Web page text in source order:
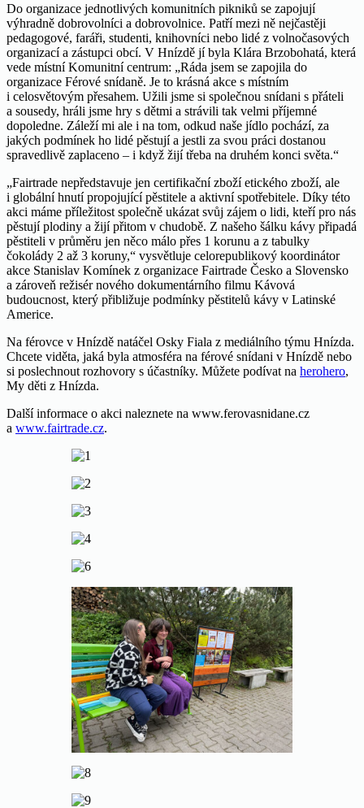
Do organizace jednotlivých komunitních pikniků se zapojují
výhradně dobrovolníci a dobrovolnice. Patří mezi ně nejčastěji
pedagogové, faráři, studenti, knihovníci nebo lidé z volnočasových
organizací a zástupci obcí. V Hnízdě jí byla Klára Brzobohatá, která
vede místní Komunitní centrum: „Ráda jsem se zapojila do
organizace Férové snídaně. Je to krásná akce s místním
i celosvětovým přesahem. Užili jsme si společnou snídani s přáteli
a sousedy, hráli jsme hry s dětmi a strávili tak velmi příjemné
dopoledne. Záleží mi ale i na tom, odkud naše jídlo pochází, za
jakých podmínek ho lidé pěstují a jestli za svou práci dostanou
spravedlivě zaplaceno – i když žijí třeba na druhém konci světa.“
„Fairtrade nepředstavuje jen certifikační zboží etického zboží, ale
i globální hnutí propojující pěstitele a aktivní spotřebitele. Díky této
akci máme příležitost společně ukázat svůj zájem o lidi, kteří pro nás
pěstují plodiny a žijí přitom v chudobě. Z našeho šálku kávy připadá
pěstiteli v průměru jen něco málo přes 1 korunu a z tabulky
čokolády 2 až 3 koruny,“ vysvětluje celorepublikový koordinátor
akce Stanislav Komínek z organizace Fairtrade Česko a Slovensko
a zároveň režisér nového dokumentárního filmu Kávová
budoucnost, který přibližuje podmínky pěstitelů kávy v Latinské
Americe.
Na férovce v Hnízdě natáčel Osky Fiala z mediálního týmu Hnízda.
Chcete viděta, jaká byla atmosféra na férové snídani v Hnízdě nebo
si poslechnout rozhovory s účastníky. Můžete podívat na herohero,
My děti z Hnízda.
Další informace o akci naleznete na www.ferovasnidane.cz
a www.fairtrade.cz.